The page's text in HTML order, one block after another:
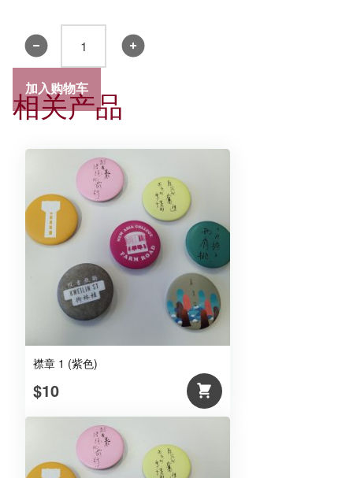
汗
衫
(橙)
加入购物车
相关产品
襟章 1 (紫色)
$10